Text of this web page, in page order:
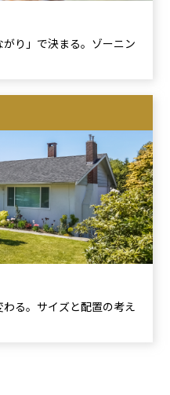
り」で決まる。ゾーニン
る。サイズと配置の考え